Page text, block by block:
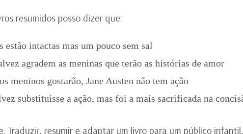
resumidos posso dizer que:
estão intactas mas um pouco sem sal
agradem as meninas que terão as histórias de amor
meninos gostarão, Jane Austen não tem ação
substituísse a ação, mas foi a mais sacrificada na
Traduzir, resumir e adaptar um livro para um público infantil,